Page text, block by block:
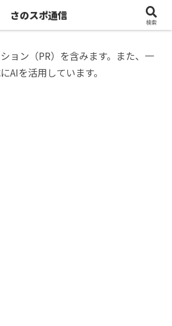
トレンド情報を発信します
ョン（PR）を含みます。また、一
AIを活用しています。
さのスポ通信
検索